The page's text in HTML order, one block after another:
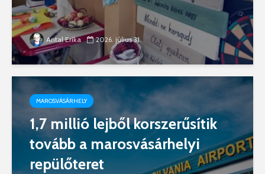
Antal Erika 2026. július 31.
MAROSVÁSÁRHELY
1,7 millió lejből korszerűsítik
tovább a marosvásárhelyi
repülőteret